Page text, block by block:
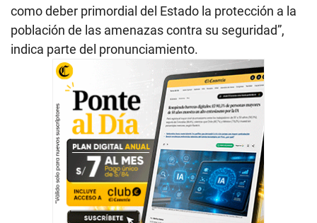
como deber primordial del Estado la protección a la
población de las amenazas contra su seguridad”,
indica parte del pronunciamiento.